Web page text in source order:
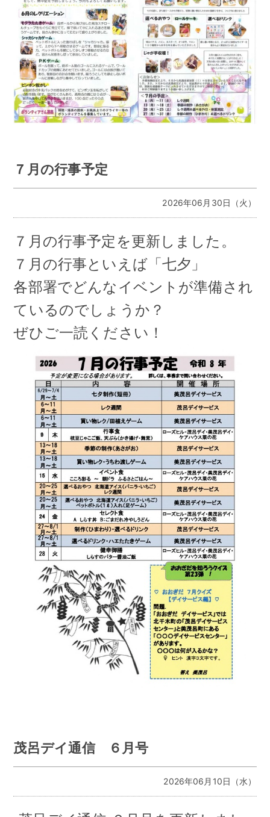
７月の行事予定
2026年06月30日（火）
７月の行事予定を更新しました。
７月の行事といえば「七夕」
各部署でどんなイベントが準備され
ているのでしょうか？
ぜひご一読ください！
茂呂デイ通信 ６月号
2026年06月10日（水）